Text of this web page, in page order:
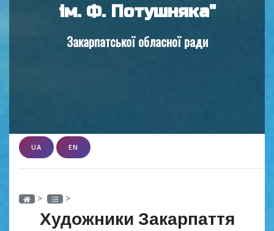
ім. Ф. Потушняка"
Закарпатської обласної ради
UA EN
> >
Художники Закарпаття